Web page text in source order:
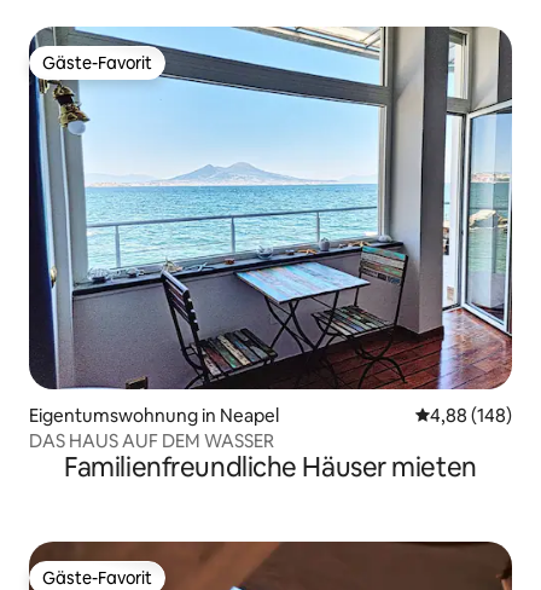
Gäste-Favorit
Gäste-Favorit
Eigentumswohnung in Neapel
4,88 (148)
DAS HAUS AUF DEM WASSER
Familienfreundliche Häuser mieten
Gäste-Favorit